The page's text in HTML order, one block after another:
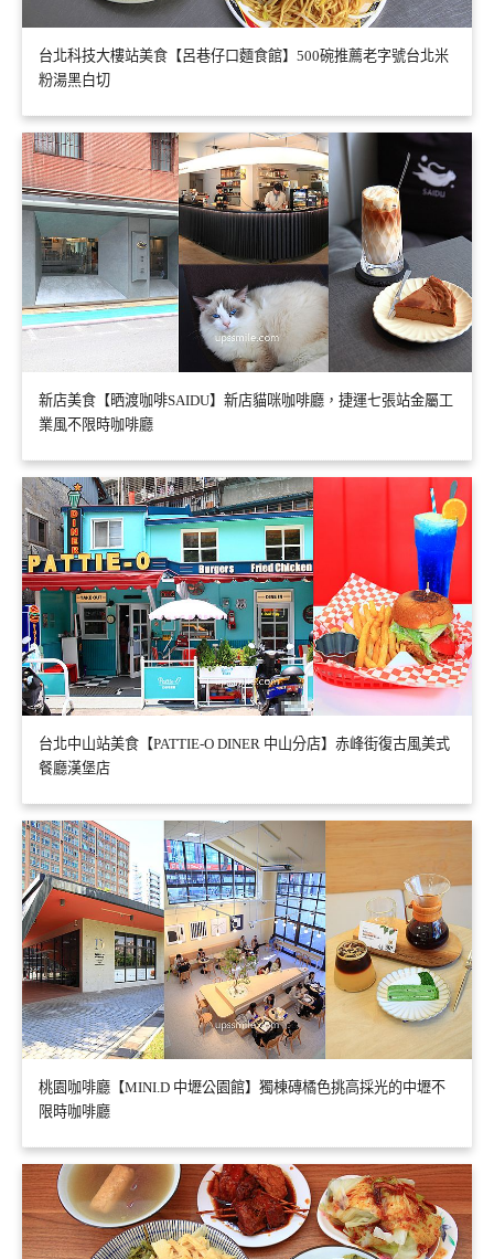
台北科技大樓站美食【呂巷仔口麵食館】500碗推薦老字號台北米
粉湯黑白切
新店美食【晒渡咖啡SAIDU】新店貓咪咖啡廳，捷運七張站金屬工
業風不限時咖啡廳
台北中山站美食【PATTIE-O DINER 中山分店】赤峰街復古風美式
餐廳漢堡店
桃園咖啡廳【MINI.D 中壢公園館】獨棟磚橘色挑高採光的中壢不
限時咖啡廳